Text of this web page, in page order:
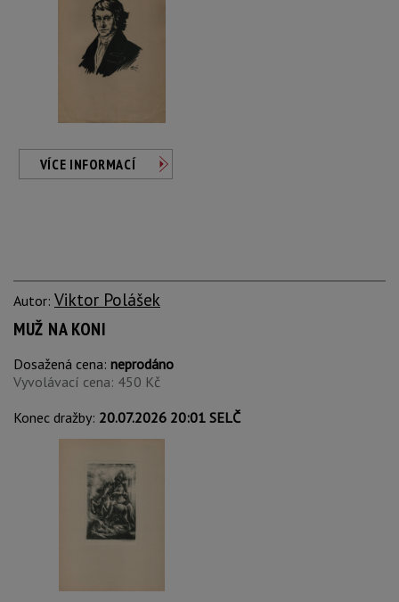
VÍCE INFORMACÍ
Autor: Viktor Polášek
MUŽ NA KONI
Dosažená cena: neprodáno
Vyvolávací cena: 450 Kč
Konec dražby: 20.07.2026 20:01 SELČ